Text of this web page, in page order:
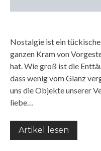
Nostalgie ist ein
ganzen Kram von
hat. Wie groß ist die
dass wenig vom Glanz
uns die Objekte unserer
liebe…
Artikel lesen